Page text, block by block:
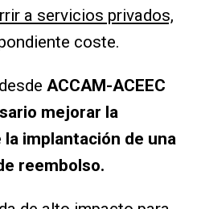
a servicios privados,
coste.
ACCAM-ACEEC
mejorar la
implantación de una
reembolso.